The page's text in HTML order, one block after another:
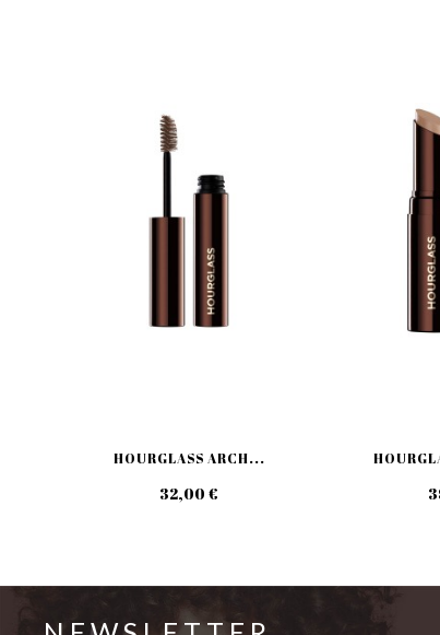
HOURGLASS ARCH...
32,00 €